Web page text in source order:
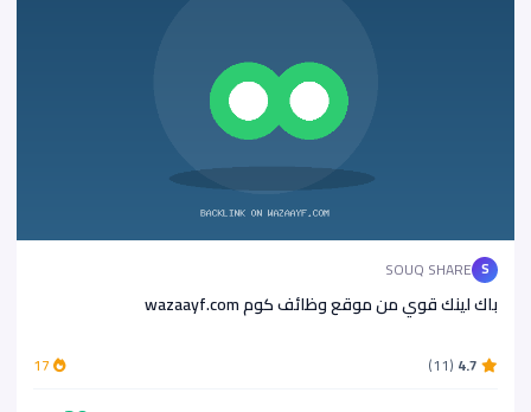
S
SOUQ SHARE
باك لينك قوي من موقع وظائف كوم wazaayf.com
4.7
(11)